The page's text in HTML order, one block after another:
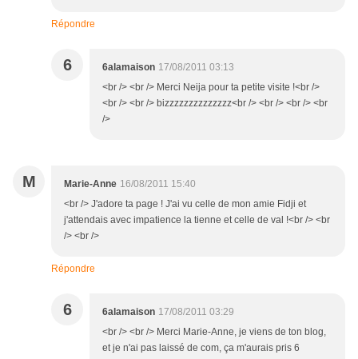
Répondre
6 6alamaison 17/08/2011 03:13
<br /> <br /> Merci Neija pour ta petite visite !<br />
<br /> <br /> bizzzzzzzzzzzzzz<br /> <br /> <br /> <br
/>
M Marie-Anne 16/08/2011 15:40
<br /> J'adore ta page ! J'ai vu celle de mon amie Fidji et
j'attendais avec impatience la tienne et celle de val !<br /> <br
/> <br />
Répondre
6 6alamaison 17/08/2011 03:29
<br /> <br /> Merci Marie-Anne, je viens de ton blog,
et je n'ai pas laissé de com, ça m'aurais pris 6